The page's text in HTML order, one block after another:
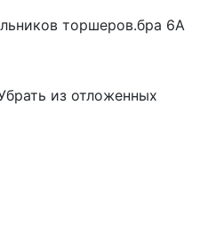
торшеров.бра 6А
из отложенных